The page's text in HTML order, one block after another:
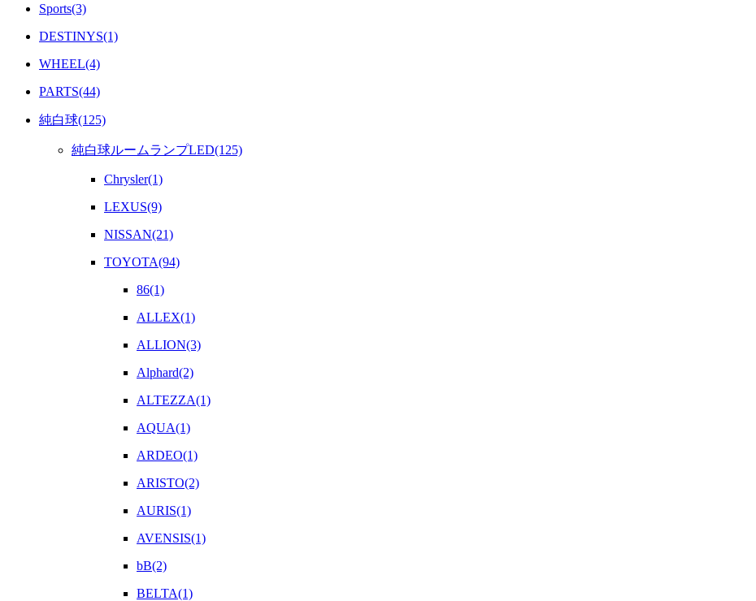
Sports(3)
DESTINYS(1)
WHEEL(4)
PARTS(44)
純白球(125)
純白球ルームランプLED(125)
Chrysler(1)
LEXUS(9)
NISSAN(21)
TOYOTA(94)
86(1)
ALLEX(1)
ALLION(3)
Alphard(2)
ALTEZZA(1)
AQUA(1)
ARDEO(1)
ARISTO(2)
AURIS(1)
AVENSIS(1)
bB(2)
BELTA(1)